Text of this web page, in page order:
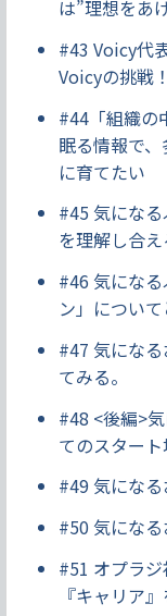
は”理想をあ
#43 Voicy代
Voicyの挑戦！
#44「組織の
眠る情報で
に育てたい
#45 気にな
を理解し合
#46 気にな
ン」につい
#47 気にな
てみる。
#48 <後編>
てのスタート
#49 気にな
#50 気にな
#51 オプラ
『キャリア